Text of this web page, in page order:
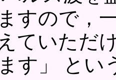
すので，
ていただ
ます」 と